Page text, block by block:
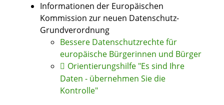
Informationen der Europäischen
Kommission zur neuen Datenschutz-
Grundverordnung
Bessere Datenschutzrechte für
europäische Bürgerinnen und Bürger
Orientierungshilfe "Es sind Ihre
Daten - übernehmen Sie die
Kontrolle"